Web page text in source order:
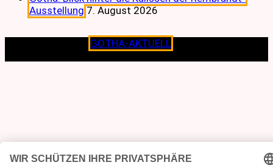
Ausstellung 7. August 2026
GOTHA-AKTUELL
Lokalen verpflichtet.